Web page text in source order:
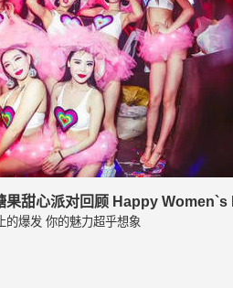
果甜心派对回顾 Happy Women`s
的爆发 你的魅力超乎想象